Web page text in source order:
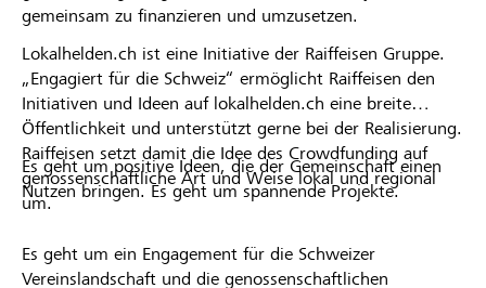
gemeinsam zu finanzieren und umzusetzen.
Lokalhelden.ch ist eine Initiative der Raiffeisen Gruppe.
„Engagiert für die Schweiz“ ermöglicht Raiffeisen den
Initiativen und Ideen auf lokalhelden.ch eine breite
Öffentlichkeit und unterstützt gerne bei der Realisierung.
Raiffeisen setzt damit die Idee des Crowdfunding auf
genossenschaftliche Art und Weise lokal und regional
um.
Es geht um positive Ideen, die der Gemeinschaft einen
Nutzen bringen. Es geht um spannende Projekte.
Es geht um ein Engagement für die Schweizer
Vereinslandschaft und die genossenschaftlichen